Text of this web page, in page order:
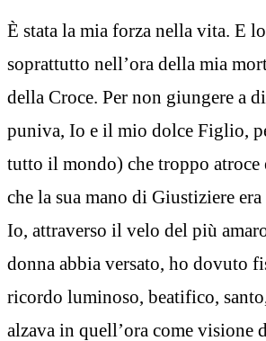
È stata la mia forza nella vita. E lo
soprattutto nell’ora della mia
della Croce. Per non giungere a
puniva, Io e il mio dolce Figlio,
tutto il mondo) che troppo atroce
che la sua mano di Giustiziere era
Io, attraverso il velo del più
donna abbia versato, ho dovuto
ricordo luminoso, beatifico,
alzava in quell’ora come visione